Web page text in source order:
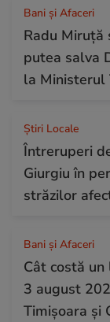
Bani și Afaceri
Radu Miruță
putea salva
la Ministerul
Știri Locale
Întreruperi
Giurgiu în
străzilor
Bani și Afaceri
Cât costă
3 august
Timișoara și